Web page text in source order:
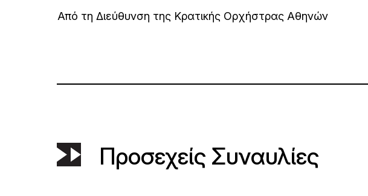
Από τη Διεύθυνση της Κρατικής Ορχήστρας Αθηνών
Προσεχείς Συναυλίες